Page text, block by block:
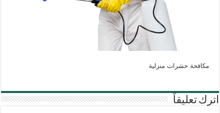
مكافحة حشرات منزلية
اترك تعليقاً